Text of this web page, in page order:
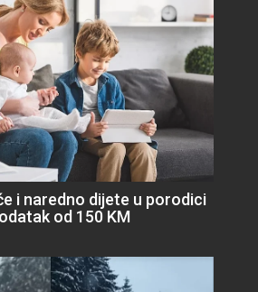
i naredno dijete u porodici
od 150 KM